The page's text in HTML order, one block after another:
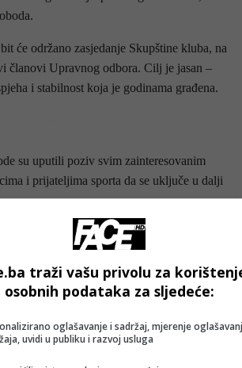
će održano zasjedanje Skupštine kluba, na
članovi Upravnog odbora. Cilj je jasan –
i stabilnost koja je godinama građena.
su uputili poziv svim zainteresovanim
i prijateljima sporta da se uključe u dalji
sportsku priču i zadržati Slobodu tamo
vrhu bh. rukometa”, poručili su iz
traži vašu privolu za
osobnih podataka za sljedeće:
oglašavanje i sadržaj, mjerenje
uvidi u publiku i razvoj usluga